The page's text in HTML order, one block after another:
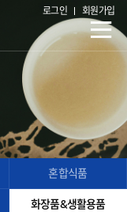
로그인 회원가입
혼합식품
화장품&생활용품